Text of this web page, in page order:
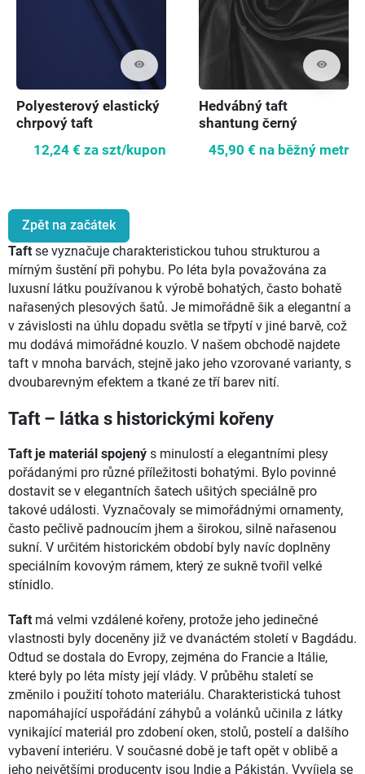
visibility
Polyesterový elastický
chrpový taft
12,24 € za szt/kupon
visibility
Hedvábný taft
shantung černý
45,90 € na běžný metr
Zpět na začátek
Taft se vyznačuje charakteristickou tuhou strukturou a
mírným šustění při pohybu. Po léta byla považována za
luxusní látku používanou k výrobě bohatých, často bohatě
nařasených plesových šatů. Je mimořádně šik a elegantní a
v závislosti na úhlu dopadu světla se třpytí v jiné barvě, což
mu dodává mimořádné kouzlo. V našem obchodě najdete
taft v mnoha barvách, stejně jako jeho vzorované varianty, s
dvoubarevným efektem a tkané ze tří barev nití.
Taft – látka s historickými kořeny
Taft je materiál spojený s minulostí a elegantními plesy
pořádanými pro různé příležitosti bohatými. Bylo povinné
dostavit se v elegantních šatech ušitých speciálně pro
takové události. Vyznačovaly se mimořádnými ornamenty,
často pečlivě padnoucím jhem a širokou, silně nařasenou
sukní. V určitém historickém období byly navíc doplněny
speciálním kovovým rámem, který ze sukně tvořil velké
stínidlo.
Taft má velmi vzdálené kořeny, protože jeho jedinečné
vlastnosti byly doceněny již ve dvanáctém století v Bagdádu.
Odtud se dostala do Evropy, zejména do Francie a Itálie,
které byly po léta místy její vlády. V průběhu staletí se
změnilo i použití tohoto materiálu. Charakteristická tuhost
napomáhající uspořádání záhybů a volánků učinila z látky
vynikající materiál pro zdobení oken, stolů, postelí a dalšího
vybavení interiéru. V současné době je taft opět v oblibě a
jeho největšími producenty jsou Indie a Pákistán. Vyvíjela se